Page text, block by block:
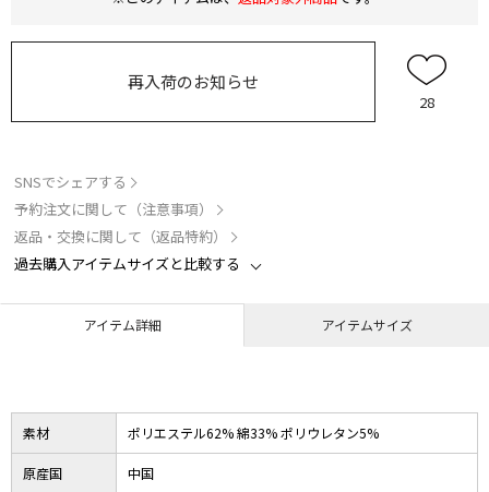
再入荷のお知らせ
28
SNSでシェアする
予約注文に関して（注意事項）
返品・交換に関して（返品特約）
過去購入アイテムサイズと比較する
アイテム詳細 アイテムサイズ
素材 ポリエステル62% 綿33% ポリウレタン5%
原産国 中国